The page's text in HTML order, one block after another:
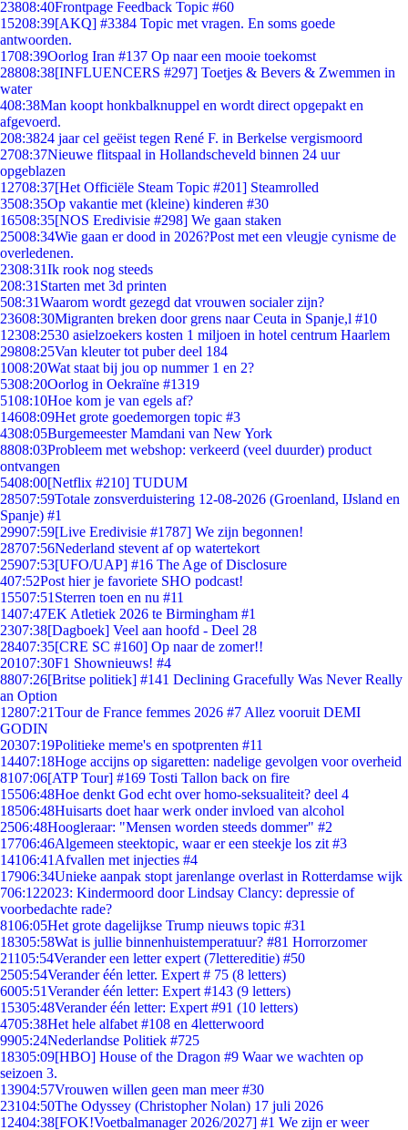
23808:40Frontpage Feedback Topic #60
15208:39[AKQ] #3384 Topic met vragen. En soms goede
antwoorden.
1708:39Oorlog Iran #137 Op naar een mooie toekomst
28808:38[INFLUENCERS #297] Toetjes & Bevers & Zwemmen in
water
408:38Man koopt honkbalknuppel en wordt direct opgepakt en
afgevoerd.
208:3824 jaar cel geëist tegen René F. in Berkelse vergismoord
2708:37Nieuwe flitspaal in Hollandscheveld binnen 24 uur
opgeblazen
12708:37[Het Officiële Steam Topic #201] Steamrolled
3508:35Op vakantie met (kleine) kinderen #30
16508:35[NOS Eredivisie #298] We gaan staken
25008:34Wie gaan er dood in 2026?Post met een vleugje cynisme de
overledenen.
2308:31Ik rook nog steeds
208:31 Starten met 3d printen
508:31Waarom wordt gezegd dat vrouwen socialer zijn?
23608:30Migranten breken door grens naar Ceuta in Spanje,l #10
12308:2530 asielzoekers kosten 1 miljoen in hotel centrum Haarlem
29808:25Van kleuter tot puber deel 184
1008:20Wat staat bij jou op nummer 1 en 2?
5308:20Oorlog in Oekraïne #1319
5108:10Hoe kom je van egels af?
14608:09Het grote goedemorgen topic #3
4308:05Burgemeester Mamdani van New York
8808:03Probleem met webshop: verkeerd (veel duurder) product
ontvangen
5408:00[Netflix #210] TUDUM
28507:59Totale zonsverduistering 12-08-2026 (Groenland, IJsland en
Spanje) #1
29907:59[Live Eredivisie #1787] We zijn begonnen!
28707:56Nederland stevent af op watertekort
25907:53[UFO/UAP] #16 The Age of Disclosure
407:52Post hier je favoriete SHO podcast!
15507:51 Sterren toen en nu #11
1407:47EK Atletiek 2026 te Birmingham #1
2307:38[Dagboek] Veel aan hoofd - Deel 28
28407:35[CRE SC #160] Op naar de zomer!!
20107:30F1 Shownieuws! #4
8807:26[Britse politiek] #141 Declining Gracefully Was Never Really
an Option
12807:21Tour de France femmes 2026 #7 Allez vooruit DEMI
GODIN
20307:19Politieke meme's en spotprenten #11
14407:18Hoge accijns op sigaretten: nadelige gevolgen voor overheid
8107:06[ATP Tour] #169 Tosti Tallon back on fire
15506:48Hoe denkt God echt over homo-seksualiteit? deel 4
18506:48Huisarts doet haar werk onder invloed van alcohol
2506:48Hoogleraar: "Mensen worden steeds dommer" #2
17706:46Algemeen steektopic, waar er een steekje los zit #3
14106:41 Afvallen met injecties #4
17906:34Unieke aanpak stopt jarenlange overlast in Rotterdamse wijk
706:122023: Kindermoord door Lindsay Clancy: depressie of
voorbedachte rade?
8106:05Het grote dagelijkse Trump nieuws topic #31
18305:58Wat is jullie binnenhuistemperatuur? #81 Horrorzomer
21105:54Verander een letter expert (7lettereditie) #50
2505:54Verander één letter. Expert # 75 (8 letters)
6005:51Verander één letter: Expert #143 (9 letters)
15305:48Verander één letter: Expert #91 (10 letters)
4705:38Het hele alfabet #108 en 4letterwoord
9905:24Nederlandse Politiek #725
18305:09[HBO] House of the Dragon #9 Waar we wachten op
seizoen 3.
13904:57Vrouwen willen geen man meer #30
23104:50The Odyssey (Christopher Nolan) 17 juli 2026
12404:38[FOK!Voetbalmanager 2026/2027] #1 We zijn er weer